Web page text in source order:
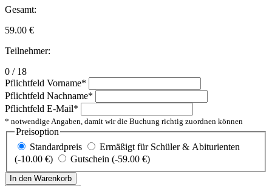
Gesamt:
59.00 €
Teilnehmer:
0 / 18
Pflichtfeld Vorname*
Pflichtfeld Nachname*
Pflichtfeld E-Mail*
* notwendige Angaben, damit wir die Buchung richtig zuordnen können
Preisoption
Standardpreis
Ermäßigt für Schüler & Abiturienten
(-10.00 €)
Gutschein (-59.00 €)